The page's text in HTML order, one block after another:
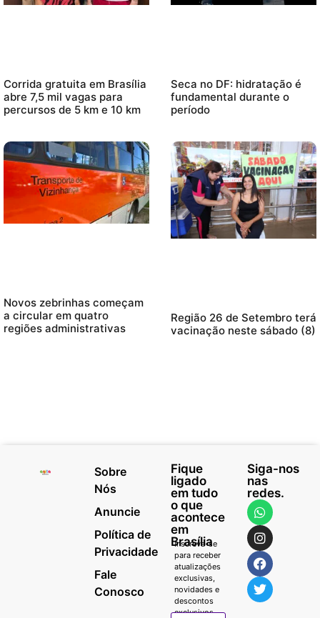
Corrida gratuita em Brasília
abre 7,5 mil vagas para
percursos de 5 km e 10 km
Seca no DF: hidratação é
fundamental durante o
período
Novos zebrinhas começam
a circular em quatro
regiões administrativas
Região 26 de Setembro terá
vacinação neste sábado (8)
Sobre
Nós
Anuncie
Política de
Privacidade
Fale
Conosco
Fique
ligado
em tudo
o que
acontece
em
Brasília
Inscreva-se
para receber
atualizações
exclusivas,
novidades e
descontos
exclusivos.
Siga-nos
nas
redes.